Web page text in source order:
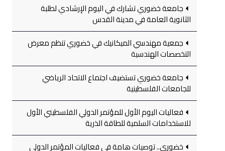
جامعة خضوري تشارك في اليوم الإرشادي لطلبة
الثانوية العامة في مدينة القدس
جمعية مهندسي الميكانيك في خضوري تنظم معرض
التخصصات الهندسية
جامعة خضوري تستضيف اجتماع الاتحاد الرياضي
للجامعات الفلسطينية
فعاليات اليوم الأول للمؤتمر الدولي الفلسطيني الأول
للاستخدامات السلمية للطاقة الذرية
خضوري.. توصيات هامة في فعاليات المؤتمر الدولي